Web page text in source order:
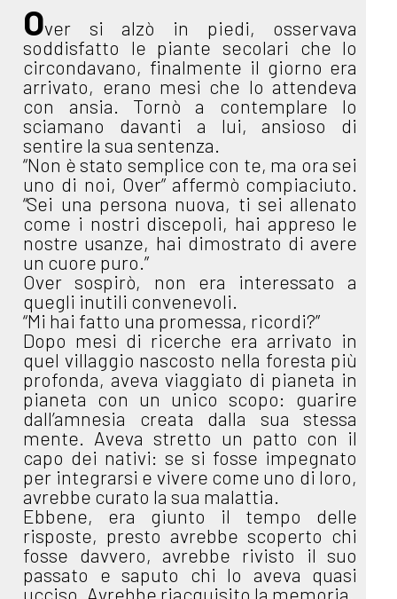
Over si alzò in piedi, osservava
soddisfatto le piante secolari che lo
circondavano, finalmente il giorno era
arrivato, erano mesi che lo attendeva
con ansia. Tornò a contemplare lo
sciamano davanti a lui, ansioso di
sentire la sua sentenza.
“Non è stato semplice con te, ma ora sei
uno di noi, Over” affermò compiaciuto.
“Sei una persona nuova, ti sei allenato
come i nostri discepoli, hai appreso le
nostre usanze, hai dimostrato di avere
un cuore puro.”
Over sospirò, non era interessato a
quegli inutili convenevoli.
“Mi hai fatto una promessa, ricordi?”
Dopo mesi di ricerche era arrivato in
quel villaggio nascosto nella foresta più
profonda, aveva viaggiato di pianeta in
pianeta con un unico scopo: guarire
dall’amnesia creata dalla sua stessa
mente. Aveva stretto un patto con il
capo dei nativi: se si fosse impegnato
per integrarsi e vivere come uno di loro,
avrebbe curato la sua malattia.
Ebbene, era giunto il tempo delle
risposte, presto avrebbe scoperto chi
fosse davvero, avrebbe rivisto il suo
passato e saputo chi lo aveva quasi
ucciso. Avrebbe riacquisito la memoria.